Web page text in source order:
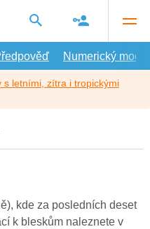
Numerický model
s letními, zítra i tropickými
kde za posledních deset
k bleskům naleznete v